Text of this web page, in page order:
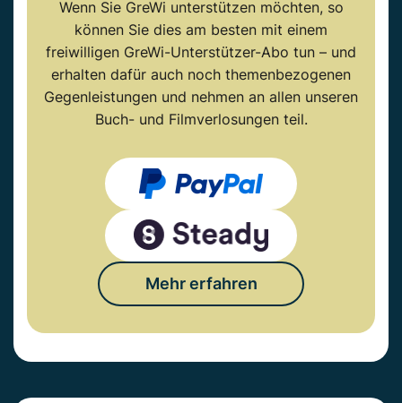
Wenn Sie GreWi unterstützen möchten, so
können Sie dies am besten mit einem
freiwilligen GreWi-Unterstützer-Abo tun – und
erhalten dafür auch noch themenbezogenen
Gegenleistungen und nehmen an allen unseren
Buch- und Filmverlosungen teil.
Mehr erfahren